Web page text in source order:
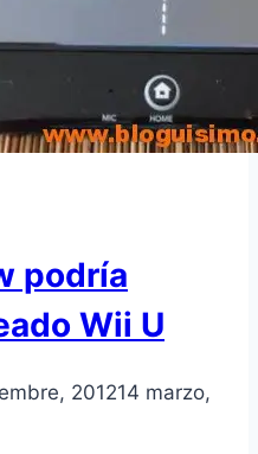
podrí­a
Wii U
201214 marzo,